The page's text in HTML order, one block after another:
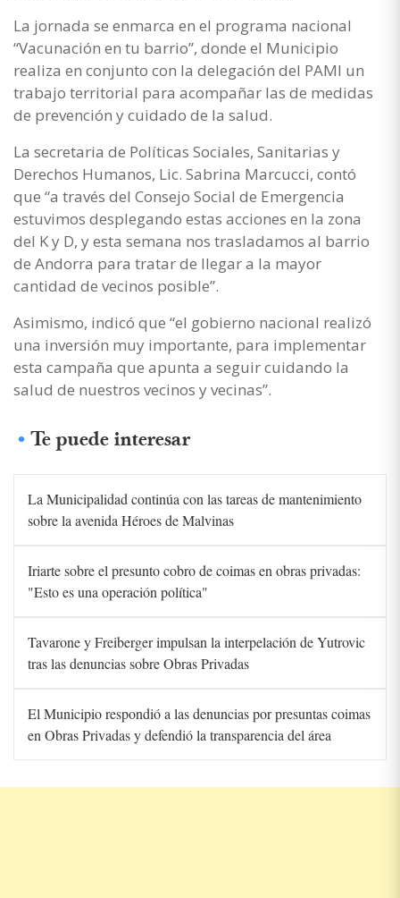
La jornada se enmarca en el programa nacional
“Vacunación en tu barrio”, donde el Municipio
realiza en conjunto con la delegación del PAMI un
trabajo territorial para acompañar las de medidas
de prevención y cuidado de la salud.
La secretaria de Políticas Sociales, Sanitarias y
Derechos Humanos, Lic. Sabrina Marcucci, contó
que “a través del Consejo Social de Emergencia
estuvimos desplegando estas acciones en la zona
del K y D, y esta semana nos trasladamos al barrio
de Andorra para tratar de llegar a la mayor
cantidad de vecinos posible”.
Asimismo, indicó que “el gobierno nacional realizó
una inversión muy importante, para implementar
esta campaña que apunta a seguir cuidando la
salud de nuestros vecinos y vecinas”.
Te puede interesar
La Municipalidad continúa con las tareas de mantenimiento
sobre la avenida Héroes de Malvinas
Iriarte sobre el presunto cobro de coimas en obras privadas:
"Esto es una operación política"
Tavarone y Freiberger impulsan la interpelación de Yutrovic
tras las denuncias sobre Obras Privadas
El Municipio respondió a las denuncias por presuntas coimas
en Obras Privadas y defendió la transparencia del área